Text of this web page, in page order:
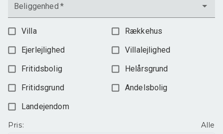
Beliggenhed *
Villa
Rækkehus
Ejerlejlighed
Villalejlighed
Fritidsbolig
Helårsgrund
Fritidsgrund
Andelsbolig
Landejendom
Pris: Alle